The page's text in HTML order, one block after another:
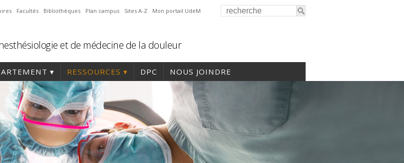
Facultés Bibliothèques Plan campus Sites A-Z Mon portail UdeM
et de médecine de la douleur
RESSOURCES DPC NOUS JOINDRE